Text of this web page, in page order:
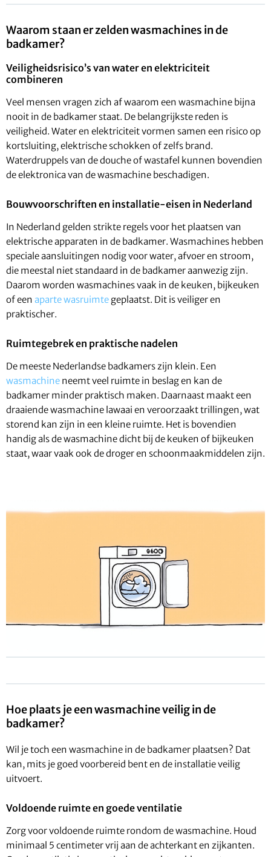
Waarom staan er zelden wasmachines in de
badkamer?
Veiligheidsrisico’s van water en elektriciteit
combineren
Veel mensen vragen zich af waarom een wasmachine bijna
nooit in de badkamer staat. De belangrijkste reden is
veiligheid. Water en elektriciteit vormen samen een risico op
kortsluiting, elektrische schokken of zelfs brand.
Waterdruppels van de douche of wastafel kunnen bovendien
de elektronica van de wasmachine beschadigen.
Bouwvoorschriften en installatie-eisen in Nederland
In Nederland gelden strikte regels voor het plaatsen van
elektrische apparaten in de badkamer. Wasmachines hebben
speciale aansluitingen nodig voor water, afvoer en stroom,
die meestal niet standaard in de badkamer aanwezig zijn.
Daarom worden wasmachines vaak in de keuken, bijkeuken
of een aparte wasruimte geplaatst. Dit is veiliger en
praktischer.
Ruimtegebrek en praktische nadelen
De meeste Nederlandse badkamers zijn klein. Een
wasmachine neemt veel ruimte in beslag en kan de
badkamer minder praktisch maken. Daarnaast maakt een
draaiende wasmachine lawaai en veroorzaakt trillingen, wat
storend kan zijn in een kleine ruimte. Het is bovendien
handig als de wasmachine dicht bij de keuken of bijkeuken
staat, waar vaak ook de droger en schoonmaakmiddelen zijn.
Hoe plaats je een wasmachine veilig in de
badkamer?
Wil je toch een wasmachine in de badkamer plaatsen? Dat
kan, mits je goed voorbereid bent en de installatie veilig
uitvoert.
Voldoende ruimte en goede ventilatie
Zorg voor voldoende ruimte rondom de wasmachine. Houd
minimaal 5 centimeter vrij aan de achterkant en zijkanten.